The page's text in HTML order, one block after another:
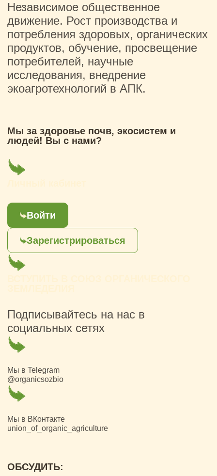
Независимое общественное
движение. Рост производства и
потребления здоровых, органических
продуктов, обучение, просвещение
потребителей, научные
исследования, внедрение
экоагротехнологий в АПК.
Мы за здоровье почв, экосистем и
людей! Вы с нами?
Войти
Зарегистрироваться
Подписывайтесь на нас в
социальных сетях
Мы в Telegram
@organicsozbio
Мы в ВКонтакте
union_of_organic_agriculture
ОБСУДИТЬ: